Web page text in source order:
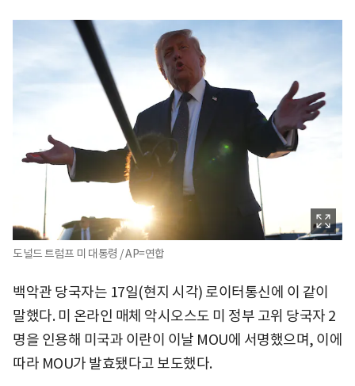
도널드 트럼프 미 대통령 / AP=연합
백악관 당국자는 17일(현지 시각) 로이터통신에 이 같이
말했다. 미 온라인 매체 악시오스도 미 정부 고위 당국자 2
명을 인용해 미국과 이란이 이날 MOU에 서명했으며, 이에
따라 MOU가 발효됐다고 보도했다.